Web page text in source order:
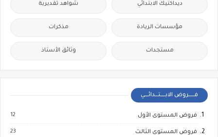
ديداكتيك الابتدائي شواهد تقديرية
مؤسسات الريادة مذكرات
مستجدات وثائق الأستاذ
فــــــروض الابـــــتـــدائــــي
فروض المستوى الأول 12
فروض المستوى الثالث 23